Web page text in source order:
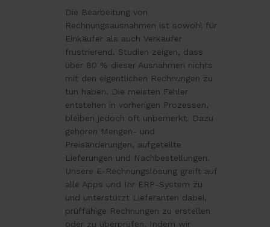
Die Bearbeitung von
Rechnungsausnahmen ist sowohl für
Einkäufer als auch Verkäufer
frustrierend. Studien zeigen, dass
über 80 % dieser Ausnahmen nichts
mit den eigentlichen Rechnungen zu
tun haben. Die meisten Fehler
entstehen in vorherigen Prozessen,
bleiben jedoch oft unbemerkt. Dazu
gehören Mengen- und
Preisänderungen, aufgeteilte
Lieferungen und Nachbestellungen.
Unsere E-Rechnungslösung greift auf
alle Apps und Ihr ERP-System zu
und unterstützt Lieferanten dabei,
prüffähige Rechnungen zu erstellen
oder zu überprüfen. Indem wir